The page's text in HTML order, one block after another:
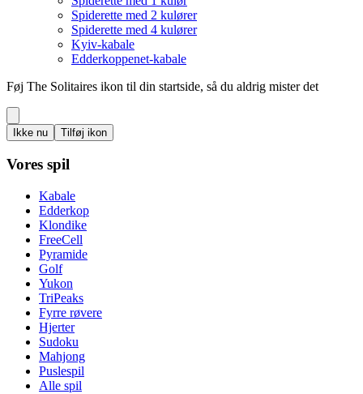
Spiderette med 2 kulører
Spiderette med 4 kulører
Kyiv-kabale
Edderkoppenet-kabale
Føj The Solitaires ikon til din startside, så du aldrig mister det
Ikke nu Tilføj ikon
Vores spil
Kabale
Edderkop
Klondike
FreeCell
Pyramide
Golf
Yukon
TriPeaks
Fyrre røvere
Hjerter
Sudoku
Mahjong
Puslespil
Alle spil